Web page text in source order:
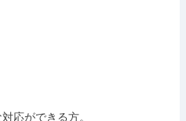
応ができる方。